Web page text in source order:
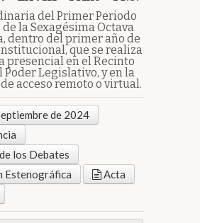
del Primer Periodo
la Sexagésima Octava
dentro del primer año de
que se realiza
presencial en el Recinto
Legislativo, y en la
acceso remoto o virtual.
de 2024
los Debates
Estenográfica
Acta